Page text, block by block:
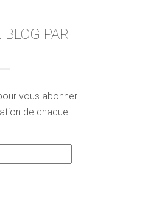
PAR
vous abonner
de chaque